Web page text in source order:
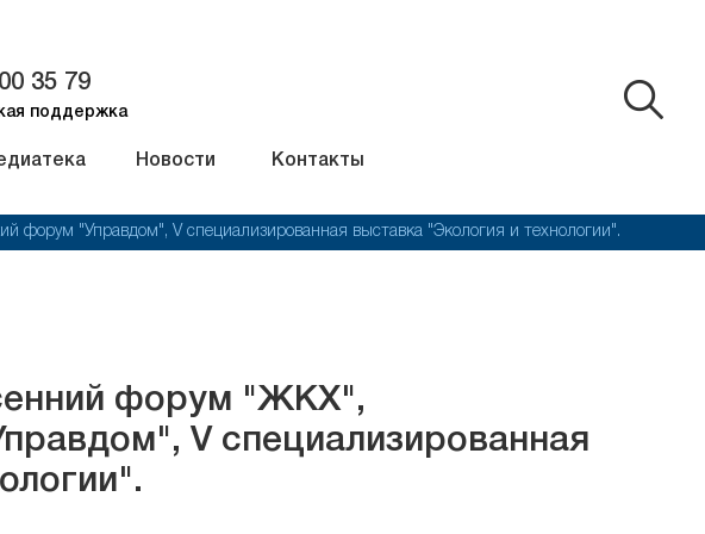
Новости Контакты
35 79
поддержка
"Управдом", V специализированная выставка "Экология и технологии".
форум "ЖКХ",
V специализированная